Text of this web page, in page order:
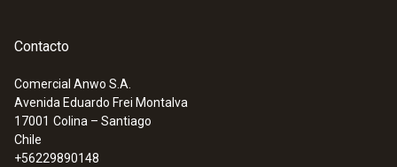
:0572 3340
testo 150 DIN2 - Módulo de registrador
de datos con 2 conexiones para sonda
Contacto
Comercial Anwo S.A.
Avenida Eduardo Frei Montalva
17001 Colina – Santiago
Chile
+56229890148